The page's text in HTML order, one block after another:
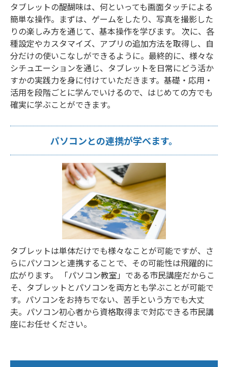
タブレットの醍醐味は、何といっても画面タッチによる
簡単な操作。まずは、ゲームをしたり、写真を撮影した
りの楽しみ方を通じて、基本操作を学びます。 次に、各
種設定やカスタマイズ、アプリの追加方法を取得し、自
分だけの使いこなしができるように。最終的に、様々な
シチュエーションを通じ、タブレットを日常にどう活か
すかの実践力を身に付けていただきます。基礎・応用・
活用を段階ごとに学んでいけるので、はじめての方でも
確実に学ぶことができます。
パソコンとの連携が学べます。
タブレットは単体だけでも様々なことが可能ですが、さ
らにパソコンと連携することで、その可能性は飛躍的に
広がります。 「パソコン教室」である市民講座だからこ
そ、タブレットとパソコンを両方とも学ぶことが可能で
す。パソコンをお持ちでない、苦手という方でも大丈
夫。パソコン初心者から資格取得まで対応できる市民講
座にお任せください。